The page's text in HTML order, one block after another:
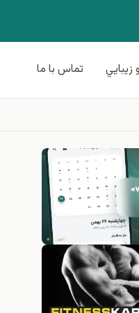
زيبايي تماس با ما